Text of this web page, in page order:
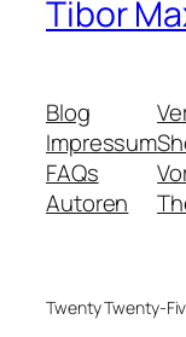
Tibor
Blog
Impressum
FAQs
Autoren
Twenty Twenty-